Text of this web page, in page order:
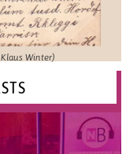
Winter)